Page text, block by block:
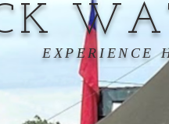
EXPERIENCE